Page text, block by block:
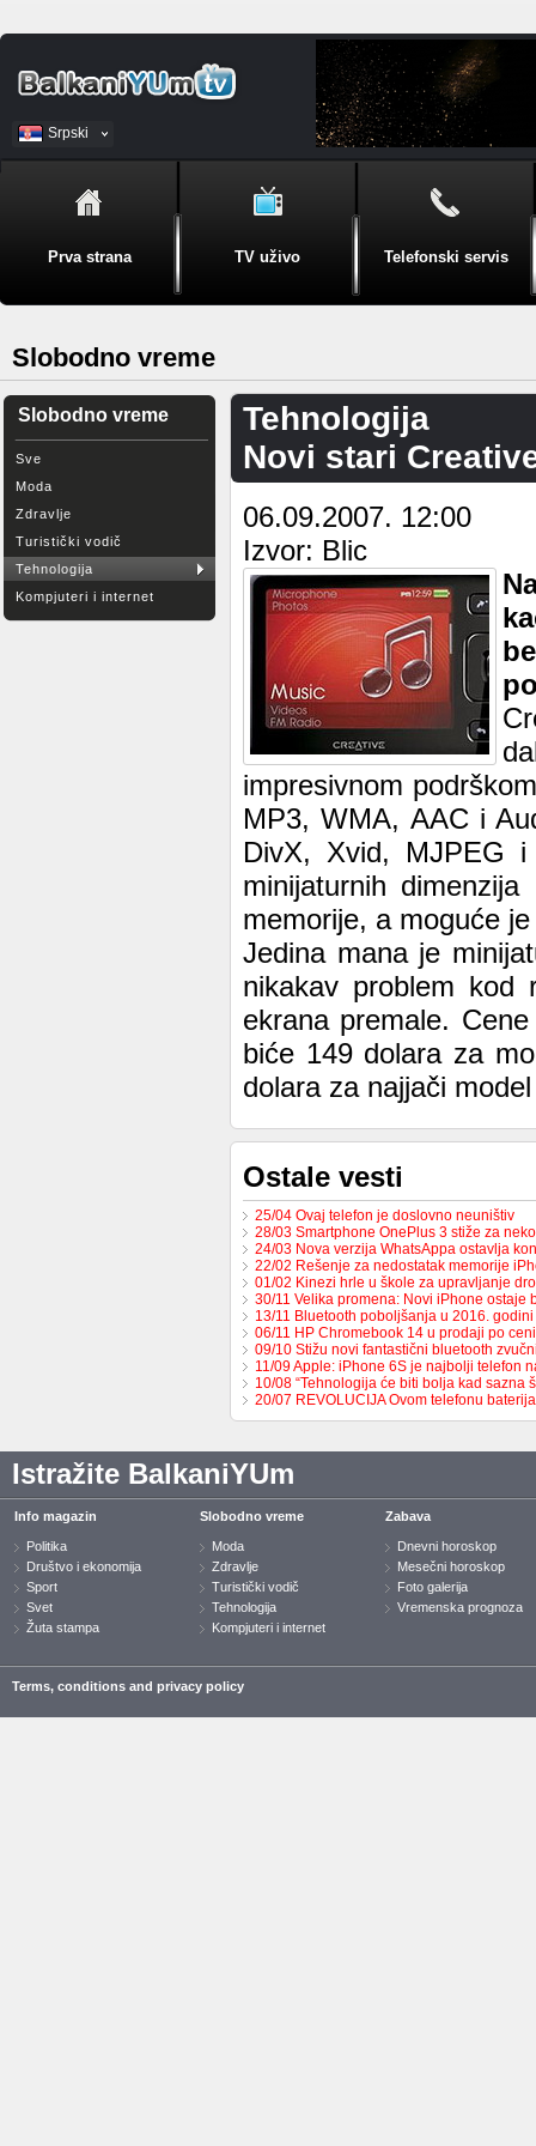
Srpski
BiH
Prva strana TV uživo Telefonski servis
Slobodno vreme
Slobodno vreme
Sve
Moda
Zdravlje
Turistički vodič
Tehnologija
Kompjuteri i internet
Tehnologija
Novi stari
06.09.2007. 12:00
Izvor: Blic
impresivnom
MP3, WMA, AAC i
DivX, Xvid, MJPEG i
minijaturnih
memorije, a moguće
Jedina mana je
nikakav problem kod
ekrana premale.
biće 149 dolara za
dolara za najjači
Ostale vesti
25/04 Ovaj telefon je doslovno neuništiv
28/03 Smartphone OnePlus 3 stiže za
24/03 Nova verzija WhatsAppa ostavlja
22/02 Rešenje za nedostatak memorije
01/02 Kinezi hrle u škole za upravljanje
30/11 Velika promena: Novi iPhone ostaje
13/11 Bluetooth poboljšanja u 2016. godini
06/11 HP Chromebook 14 u prodaji po
09/10 Stižu novi fantastični bluetooth
11/09 Apple: iPhone 6S je najbolji telefon
10/08 “Tehnologija će biti bolja kad sazna
20/07 REVOLUCIJA Ovom telefonu
Istražite BalkaniYUm
Info magazin
Politika
Društvo i ekonomija
Sport
Svet
Žuta stampa
Slobodno vreme
Moda
Zdravlje
Turistički vodič
Tehnologija
Kompjuteri i internet
Zabava
Dnevni horoskop
Mesečni horoskop
Foto galerija
Vremenska prognoza
Terms, conditions and privacy policy